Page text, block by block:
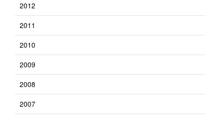
2012
2011
2010
2009
2008
2007